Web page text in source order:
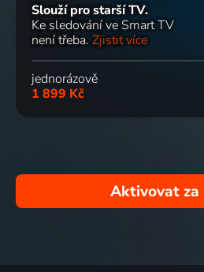
Slouží pro starší TV.
Ke sledování ve Smart TV
není třeba. Zjistit více
jednorázově
1 899 Kč
Aktivovat za